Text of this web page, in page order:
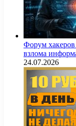
Форум
взлома
24.07.2026